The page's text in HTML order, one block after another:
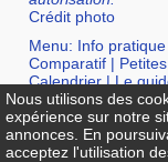
Crédit photo
Menu: Info pratique
Comparatif |
Calendrier|Le
Annuaire :
Location de SUP|
Nous utilisons des
expérience sur notre
annonces. En
acceptez l'utilisation